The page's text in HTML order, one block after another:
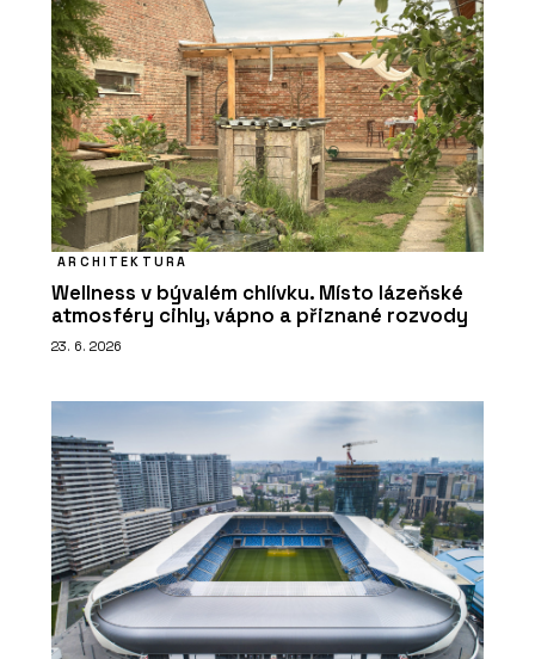
ARCHITEKTURA
Wellness v bývalém chlívku. Místo lázeňské
atmosféry cihly, vápno a přiznané rozvody
23. 6. 2026